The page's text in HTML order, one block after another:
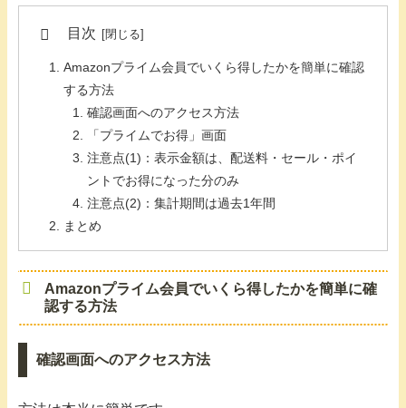
目次
Amazonプライム会員でいくら得したかを簡単に確認
する方法
確認画面へのアクセス方法
「プライムでお得」画面
注意点(1)：表示金額は、配送料・セール・ポイ
ントでお得になった分のみ
注意点(2)：集計期間は過去1年間
まとめ
Amazonプライム会員でいくら得したかを簡単に確
認する方法
確認画面へのアクセス方法